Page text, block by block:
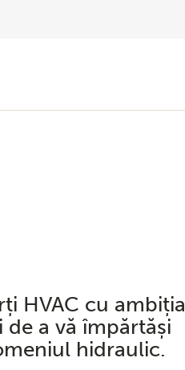
HVAC cu ambiția
a vă împărtăși
hidraulic.